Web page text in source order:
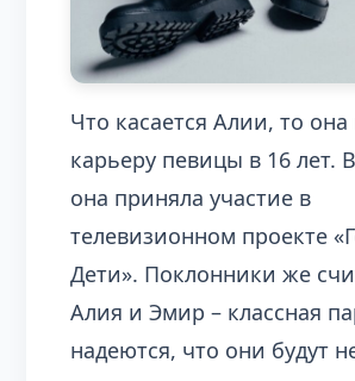
Что касается Алии, то она
карьеру певицы в 16 лет.
она приняла участие в
телевизионном проекте
Дети». Поклонники же
Алия и Эмир – классная
надеются, что они будут